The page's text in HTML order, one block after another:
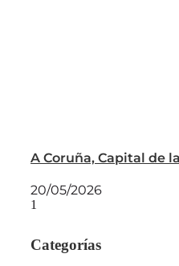
A Coruña, Capital de
20/05/2026
Categorías